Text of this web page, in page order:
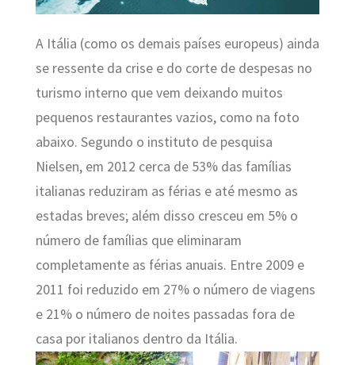
A Itália (como os demais países europeus) ainda
se ressente da crise e do corte de despesas no
turismo interno que vem deixando muitos
pequenos restaurantes vazios, como na foto
abaixo. Segundo o instituto de pesquisa
Nielsen, em 2012 cerca de 53% das famílias
italianas reduziram as férias e até mesmo as
estadas breves; além disso cresceu em 5% o
número de famílias que eliminaram
completamente as férias anuais. Entre 2009 e
2011 foi reduzido em 27% o número de viagens
e 21% o número de noites passadas fora de
casa por italianos dentro da Itália.